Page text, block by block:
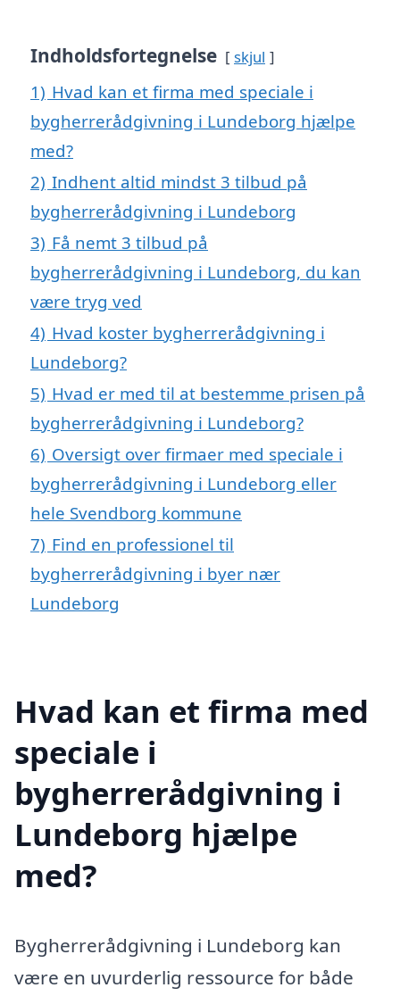
Indholdsfortegnelse skjul
1) Hvad kan et firma med speciale i
bygherrerådgivning i Lundeborg hjælpe
med?
2) Indhent altid mindst 3 tilbud på
bygherrerådgivning i Lundeborg
3) Få nemt 3 tilbud på
bygherrerådgivning i Lundeborg, du kan
være tryg ved
4) Hvad koster bygherrerådgivning i
Lundeborg?
5) Hvad er med til at bestemme prisen på
bygherrerådgivning i Lundeborg?
6) Oversigt over firmaer med speciale i
bygherrerådgivning i Lundeborg eller
hele Svendborg kommune
7) Find en professionel til
bygherrerådgivning i byer nær
Lundeborg
Hvad kan et firma med
speciale i
bygherrerådgivning i
Lundeborg hjælpe
med?
Bygherrerådgivning i Lundeborg kan
være en uvurderlig ressource for både